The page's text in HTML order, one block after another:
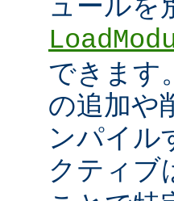
できます
の追加や
ンパイル
クティブ